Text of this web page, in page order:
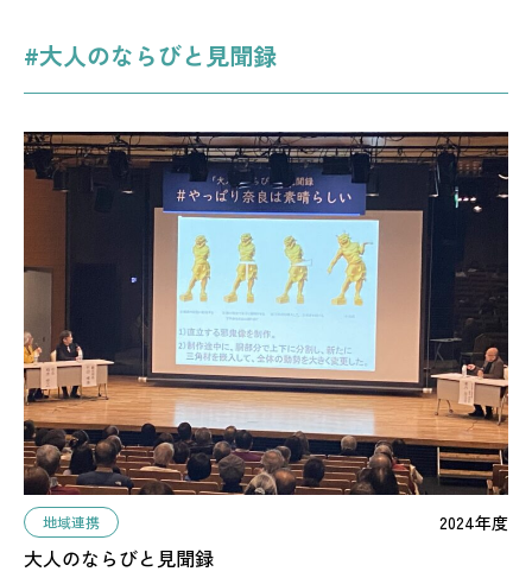
#大人のならびと見聞録
地域連携 2024年度
大人のならびと見聞録